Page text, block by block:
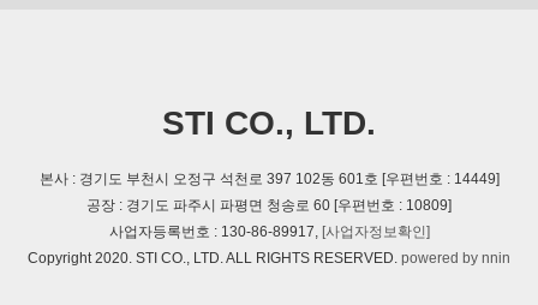
STI CO., LTD.
본사 : 경기도 부천시 오정구 석천로 397 102동 601호 [우편번호 : 14449]
공장 : 경기도 파주시 파평면 청송로 60 [우편번호 : 10809]
사업자등록번호 : 130-86-89917, [사업자정보확인]
Copyright 2020. STI CO., LTD. ALL RIGHTS RESERVED. powered by nnin